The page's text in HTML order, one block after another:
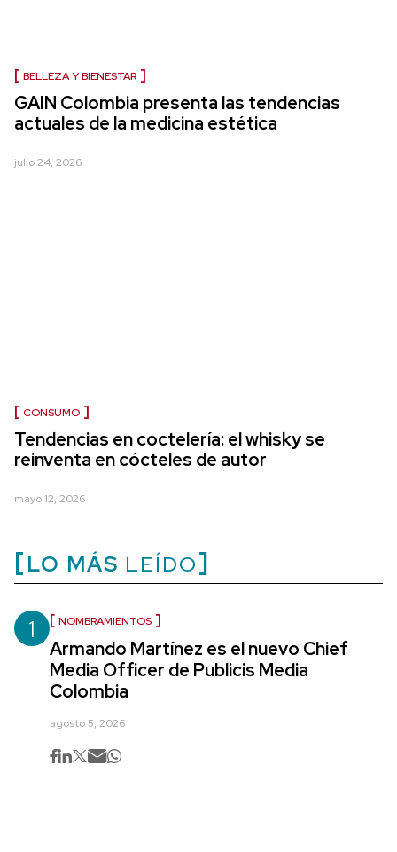
BELLEZA Y BIENESTAR
GAIN Colombia presenta las tendencias
actuales de la medicina estética
julio 24, 2026
CONSUMO
Tendencias en coctelería: el whisky se
reinventa en cócteles de autor
mayo 12, 2026
LO MÁS LEÍDO
1 NOMBRAMIENTOS
Armando Martínez es el nuevo Chief
Media Officer de Publicis Media
Colombia
agosto 5, 2026